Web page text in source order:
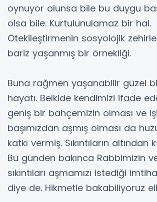
oynuyor olunsa bile bu duygu
olsa bile. Kurtulunulamaz bir hal.
Ötekileştirmenin sosyolojik
bariz yaşanmış bir örnekliği.
Buna rağmen yaşanabilir güzel
hayatı. Belkide kendimizi ifade
geniş bir bahçemizin olması ve
başımızdan aşmış olması da
katkı vermiş. Sıkıntıların altından
Bu günden bakınca Rabbimizin
sıkıntıları aşmamızı istediği
diye de. Hikmetle bakabiliyoruz